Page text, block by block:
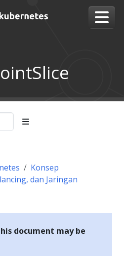
Konsep
dan Jaringan
document may be